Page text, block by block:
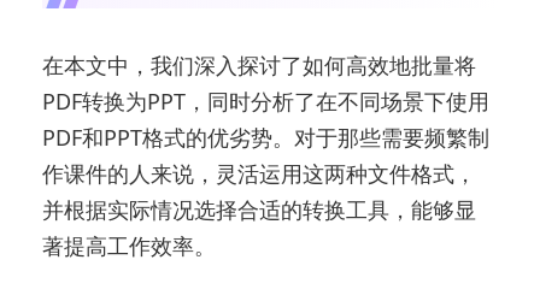
在本文中，我们深入探讨了如何高效地批量将
PDF转换为PPT，同时分析了在不同场景下使用
PDF和PPT格式的优劣势。对于那些需要频繁制
作课件的人来说，灵活运用这两种文件格式，
并根据实际情况选择合适的转换工具，能够显
著提高工作效率。